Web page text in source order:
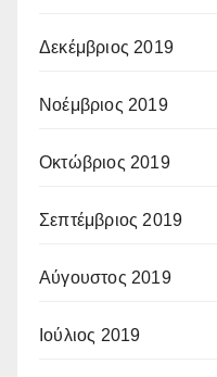
Δεκέμβριος 2019
Νοέμβριος 2019
Οκτώβριος 2019
Σεπτέμβριος 2019
Αύγουστος 2019
Ιούλιος 2019